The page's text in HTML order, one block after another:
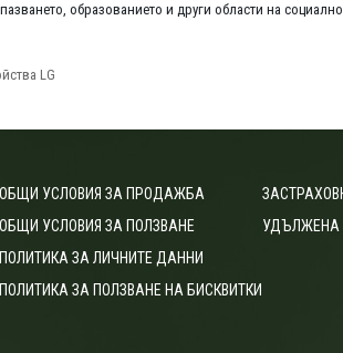
образованието и други области на
LG
ОБЩИ УСЛОВИЯ ЗА ПРОДАЖБА
ОБЩИ УСЛОВИЯ ЗА ПОЛЗВАНЕ
ПОЛИТИКА ЗА ЛИЧНИТЕ ДАННИ
ПОЛИТИКА ЗА ПОЛЗВАНЕ НА БИСКВИТКИ
УДЪЛЖЕНА